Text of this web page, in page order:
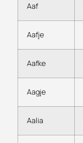
Aaf
Aafje
Aafke
Aagje
Aalia